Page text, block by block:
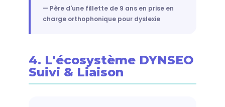
— Père d'une fillette de 9 ans en prise en
charge orthophonique pour dyslexie
4. L'écosystème DYNSEO
Suivi & Liaison